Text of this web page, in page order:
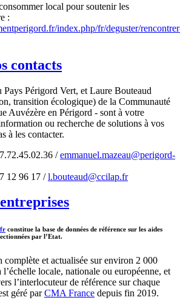
local pour soutenir les
:
index.php/fr/deguster/
contacts
Pays Périgord Vert, et Laure Bouteaud
transition écologique) de la Communauté
Auvézère en Périgord - sont à votre
ou recherche de solutions à vos
à les contacter.
/emmanuel.mazeau@perigord-
12 96 17 /l.bouteaud@ccilap.fr
constitue la base de données de référence sur les aides
par l’Etat.
et actualisée sur environ 2 000
l’échelle locale, nationale ou européenne, et
l’interlocuteur de référence sur chaque
géré parCMA France depuis fin 2019.